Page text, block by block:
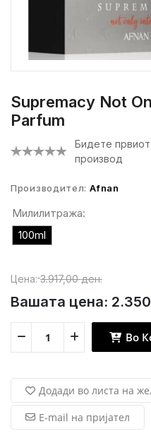
Supremacy Not
Parfum
Бидете
производ
Производител: Afnan
Милилитража:
100ml
Цена: 3.917,00 ден.
Вашата цена:
Во
Додади во листа на
E-mail на пријател